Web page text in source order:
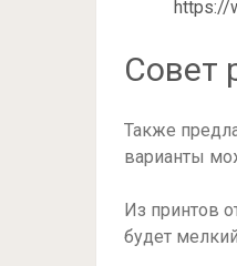
https://
Совет
Также
варианты
Из принтов
будет